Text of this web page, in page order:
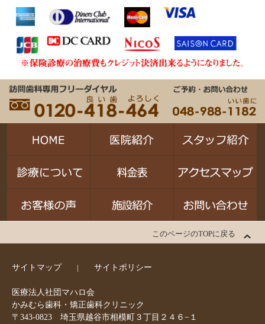
このページのTOPに戻る
サイトマップ サイトポリシー
医療法人社団マハロ会
かみむら歯科・矯正歯科クリニック
〒343-0823 埼玉県越谷市相模町３丁目２４６−１